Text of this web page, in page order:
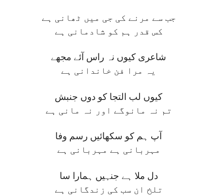
جب سے مرنے کی جی میں ٹھانی ہے
کس قدر ہم کو شادمانی ہے
شاعری کیوں نہ راس آئے مجھے
یہ مرا فن خاندانی ہے
کیوں لب التجا کو دوں جنبش
تم نہ مانوگے اور نہ مانی ہے
آپ ہم کو سکھائیں رسم وفا
مہربانی ہے مہربانی ہے
دل ملا ہے جنہیں ہمارا سا
تلخ ان سب کی زندگانی ہے